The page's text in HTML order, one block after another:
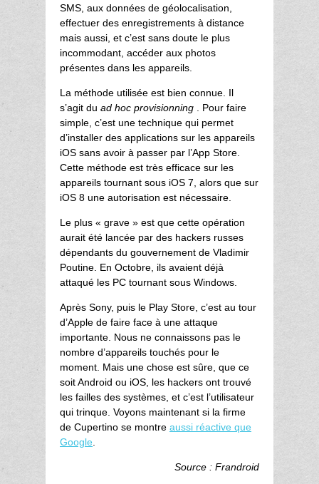
SMS, aux données de géolocalisation,
effectuer des enregistrements à distance
mais aussi, et c’est sans doute le plus
incommodant, accéder aux photos
présentes dans les appareils.
La méthode utilisée est bien connue. Il
s’agit du ad hoc provisionning . Pour faire
simple, c’est une technique qui permet
d’installer des applications sur les appareils
iOS sans avoir à passer par l’App Store.
Cette méthode est très efficace sur les
appareils tournant sous iOS 7, alors que sur
iOS 8 une autorisation est nécessaire.
Le plus « grave » est que cette opération
aurait été lancée par des hackers russes
dépendants du gouvernement de Vladimir
Poutine. En Octobre, ils avaient déjà
attaqué les PC tournant sous Windows.
Après Sony, puis le Play Store, c’est au tour
d’Apple de faire face à une attaque
importante. Nous ne connaissons pas le
nombre d’appareils touchés pour le
moment. Mais une chose est sûre, que ce
soit Android ou iOS, les hackers ont trouvé
les failles des systèmes, et c’est l’utilisateur
qui trinque. Voyons maintenant si la firme
de Cupertino se montre aussi réactive que
Google
Source : Frandroid